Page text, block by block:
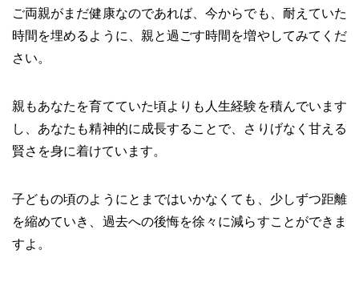
ご両親がまだ健康なのであれば、今からでも、耐えていた
時間を埋めるように、親と過ごす時間を増やしてみてくだ
さい。
親もあなたを育てていた頃よりも人生経験を積んでいます
し、あなたも精神的に成長することで、さりげなく甘える
賢さを身に着けています。
子どもの頃のようにとまではいかなくても、少しずつ距離
を縮めていき、過去への後悔を徐々に減らすことができま
すよ。